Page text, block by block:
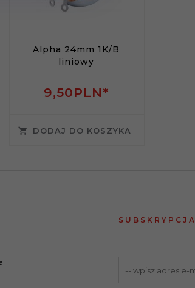
Alpha 24mm 1K/B
liniowy
9,50PLN*
DODAJ DO KOSZYKA
SUBSKRYPCJA